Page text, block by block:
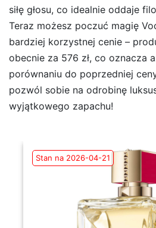
siłę głosu, co idealnie oddaje
Teraz możesz poczuć magię
bardziej korzystnej cenie –
obecnie za 576 zł, co oznacza
porównaniu do poprzedniej
pozwól sobie na odrobinę
wyjątkowego zapachu!
Stan na 2026-04-21